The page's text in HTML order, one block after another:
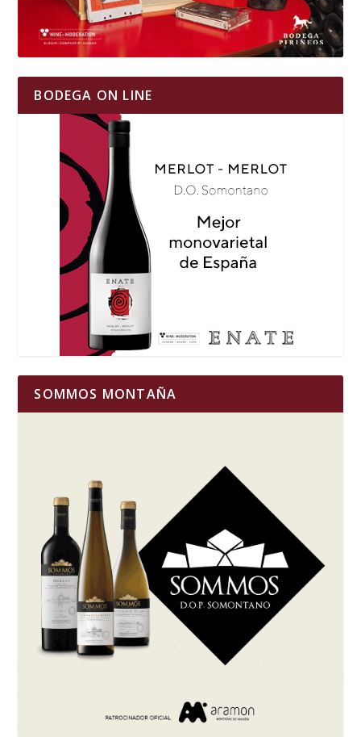
BODEGA ON LINE
SOMMOS MONTAÑA